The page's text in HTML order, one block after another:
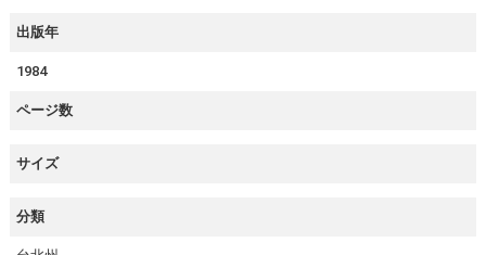
出版年
1984
ページ数
サイズ
分類